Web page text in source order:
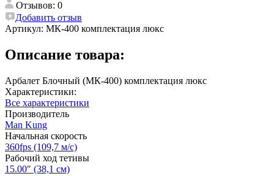
Отзывов: 0
Добавить отзыв
Артикул: МК-400 комплектация люкс
Описание товара:
Арбалет Блочный (МК-400) комплектация люкс
Характеристики:
Все характеристики
Производитель
Man Kung
Начальная скорость
360fps (109,7 м/с)
Рабочий ход тетивы
15.00″ (38,1 см)